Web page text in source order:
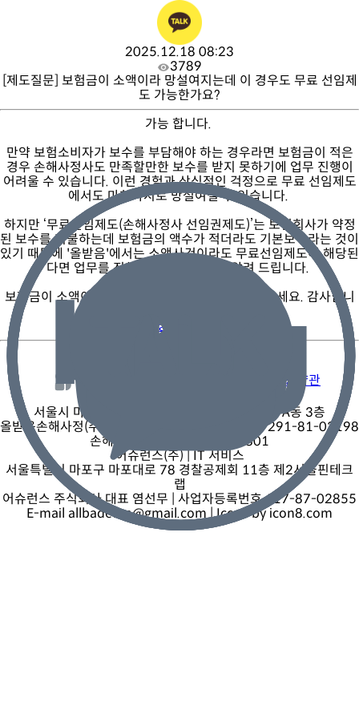
2025.12.18 08:23
3789
[제도질문] 보험금이 소액이라 망설여지는데 이 경우도 무료 선임제
도 가능한가요?
가능 합니다.
만약 보험소비자가 보수를 부담해야 하는 경우라면 보험금이 적은
경우 손해사정사도 만족할만한 보수를 받지 못하기에 업무 진행이
어려울 수 있습니다. 이런 경험과 상식적인 걱정으로 무료 선임제도
에서도 마찬가지로 망설여질 수 있습니다.
하지만 ‘무료선임제도(손해사정사 선임권제도)’는 보험회사가 약정
된 보수를 지불하는데 보험금의 액수가 적더라도 기본보수라는 것이
있기 때문에 '올받음'에서는 소액사건이라도 무료선임제도에 해당된
다면 업무를 진행하고 있다는 점을 알려 드립니다.
보험금이 소액이더라도 염려 마시고 문을 두드려 주세요. 감사합니
내 보험금 상담하기
이용약관
서울시 마포구 마포대로 92 효성해링턴스퀘어 A동 3층
올받음손해사정(주) 대표 염선무 | 사업자등록번호 291-81-03198
손해사정업 등록번호 B0000801
어슈런스(주)| IT 서비스
서울특별시 마포구 마포대로 78 경찰공제회 11층 제2서울핀테크
랩
어슈런스 주식회사 대표 염선무 | 사업자등록번호 117-87-02855
E-mail allbadeum@gmail.com | Icons by icon8.com